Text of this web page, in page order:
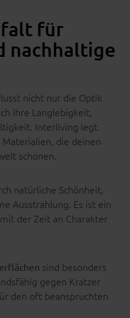
für
nachhaltige
nicht nur die Optik
ihre Langlebigkeit,
Interliving legt
die deinen
schonen.
natürliche Schönheit,
Ausstrahlung. Es ist ein
der Zeit an Charakter
sind besonders
gegen Kratzer
den oft beanspruchten